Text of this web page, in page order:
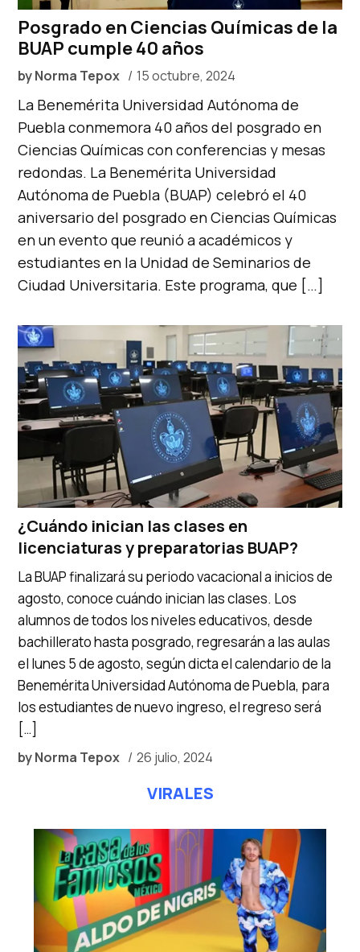
Posgrado en Ciencias Químicas de la
BUAP cumple 40 años
byNorma Tepox 15 octubre, 2024
La Benemérita Universidad Autónoma de
Puebla conmemora 40 años del posgrado en
Ciencias Químicas con conferencias y mesas
redondas. La Benemérita Universidad
Autónoma de Puebla (BUAP) celebró el 40
aniversario del posgrado en Ciencias Químicas
en un evento que reunió a académicos y
estudiantes en la Unidad de Seminarios de
Ciudad Universitaria. Este programa, que […]
¿Cuándo inician las clases en
licenciaturas y preparatorias BUAP?
byNorma Tepox 26 julio, 2024
La BUAP finalizará su periodo vacacional a inicios de
agosto, conoce cuándo inician las clases. Los
alumnos de todos los niveles educativos, desde
bachillerato hasta posgrado, regresarán a las aulas
el lunes 5 de agosto, según dicta el calendario de la
Benemérita Universidad Autónoma de Puebla, para
los estudiantes de nuevo ingreso, el regreso será
[…]
VIRALES